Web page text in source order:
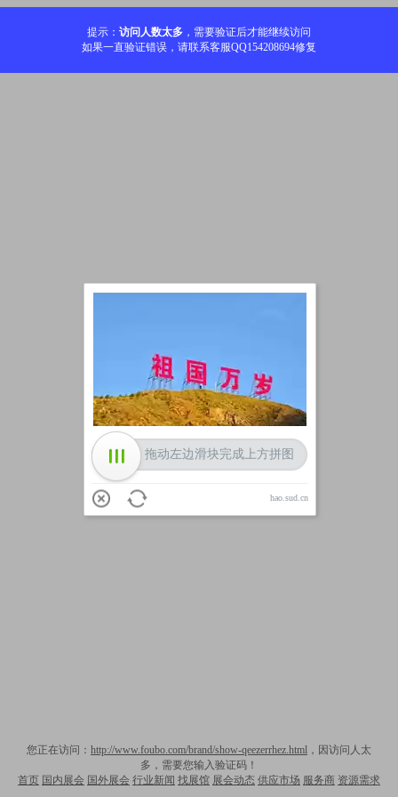
提示： 访问人数太多 ，需要验证后才能继续访问
如果一直验证错误，请联系客服QQ154208694修复
您正在访问： http://www.foubo.com/brand/show-qeezerrhez.html ，因访问人太
多，需要您输入验证码！
首页 国内展会 国外展会 行业新闻 找展馆 展会动态 供应市场 服务商 资源需求
拖动左边滑块完成上方拼图
hao.sud.cn